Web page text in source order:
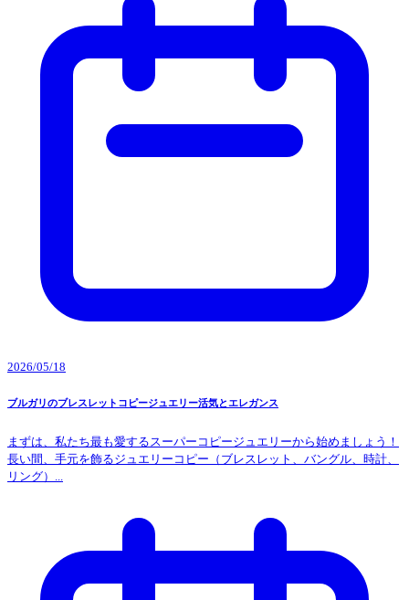
2026/05/18
ブルガリのブレスレットコピージュエリー活気とエレガンス
まずは、私たち最も愛するスーパーコピージュエリーから始めましょう！
長い間、手元を飾るジュエリーコピー（ブレスレット、バングル、時計、
リング）...